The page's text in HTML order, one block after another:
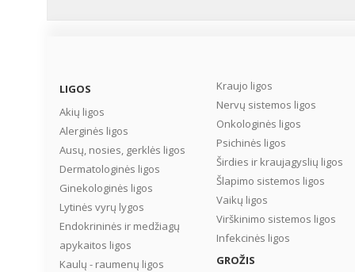
LIGOS
Akių ligos
Alerginės ligos
Ausų, nosies, gerklės ligos
Dermatologinės ligos
Ginekologinės ligos
Lytinės vyrų lygos
Endokrininės ir medžiagų
apykaitos ligos
Kaulų - raumenų ligos
Kraujo ligos
Nervų sistemos ligos
Onkologinės ligos
Psichinės ligos
Širdies ir kraujagyslių ligos
Šlapimo sistemos ligos
Vaikų ligos
Virškinimo sistemos ligos
Infekcinės ligos
GROŽIS